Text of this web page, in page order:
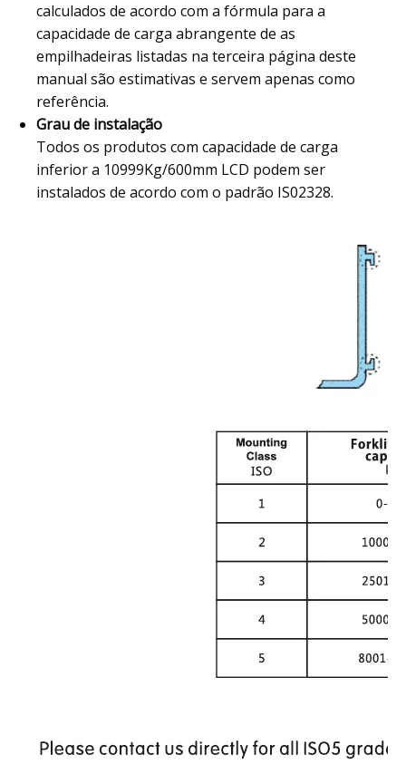
calculados de acordo com a fórmula para a
capacidade de carga abrangente de as
empilhadeiras listadas na terceira página deste
manual são estimativas e servem apenas como
referência.
Grau de instalação
Todos os produtos com capacidade de carga
inferior a 10999Kg/600mm LCD podem ser
instalados de acordo com o padrão IS02328.